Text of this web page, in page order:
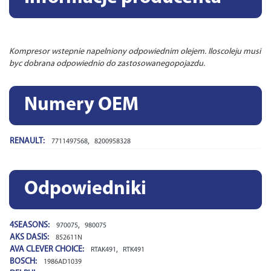
Kompresor wstepnie napelniony odpowiednim olejem. Iloscoleju musi
byc dobrana odpowiednio do zastosowanegopojazdu.
Numery OEM
RENAULT: 7711497568, 8200958328
Odpowiedniki
4SEASONS: 970075, 980075
AKS DASIS: 852611N
AVA CLEVER CHOICE: RTAK491 , RTK491
BOSCH: 1986AD1039